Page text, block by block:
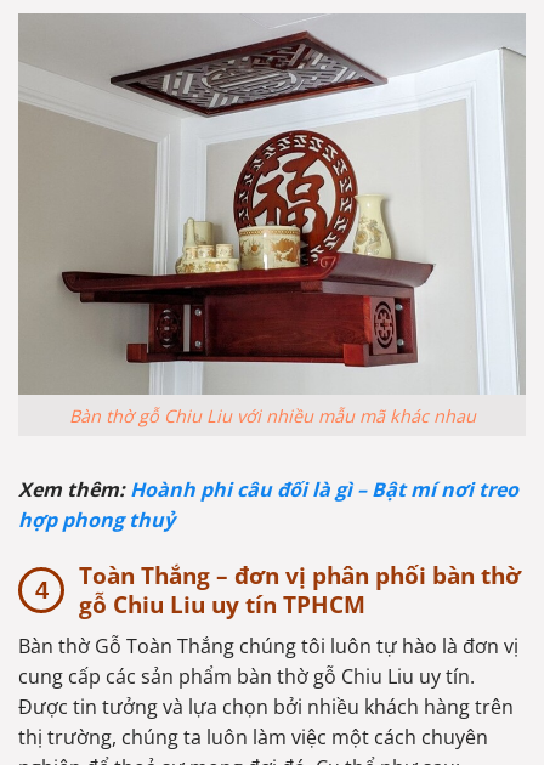
Bàn thờ gỗ Chiu Liu với nhiều mẫu mã khác nhau
Xem thêm:Hoành phi câu đối là gì – Bật mí nơi treo
hợp phong thuỷ
Toàn Thắng – đơn vị phân phối bàn thờ
gỗ Chiu Liu uy tín TPHCM
Bàn thờ Gỗ Toàn Thắng chúng tôi luôn tự hào là đơn vị
cung cấp các sản phẩm bàn thờ gỗ Chiu Liu uy tín.
Được tin tưởng và lựa chọn bởi nhiều khách hàng trên
thị trường, chúng ta luôn làm việc một cách chuyên